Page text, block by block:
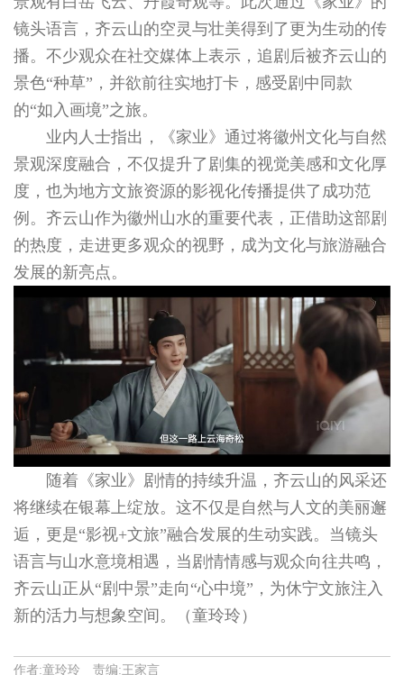
镜头语言，齐云山的空灵与壮美得到了更为生动的传
播。不少观众在社交媒体上表示，追剧后被齐云山的
景色“种草”，并欲前往实地打卡，感受剧中同款
的“如入画境”之旅。
业内人士指出，《家业》通过将徽州文化与自然
景观深度融合，不仅提升了剧集的视觉美感和文化厚
度，也为地方文旅资源的影视化传播提供了成功范
例。齐云山作为徽州山水的重要代表，正借助这部剧
的热度，走进更多观众的视野，成为文化与旅游融合
发展的新亮点。
随着《家业》剧情的持续升温，齐云山的风采还
将继续在银幕上绽放。这不仅是自然与人文的美丽邂
逅，更是“影视+文旅”融合发展的生动实践。当镜头
语言与山水意境相遇，当剧情情感与观众向往共鸣，
齐云山正从“剧中景”走向“心中境”，为休宁文旅注入
新的活力与想象空间。（童玲玲）
作者:童玲玲 责编:王家言